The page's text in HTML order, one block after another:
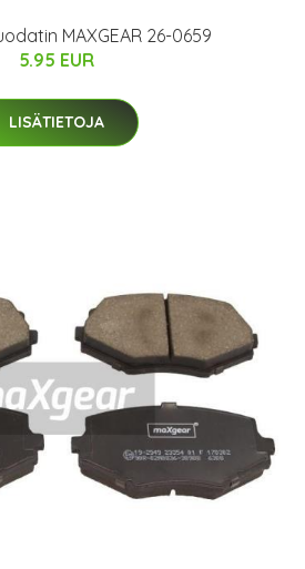
MAXGEAR 26-0659
5.95 EUR
LISÄTIETOJA